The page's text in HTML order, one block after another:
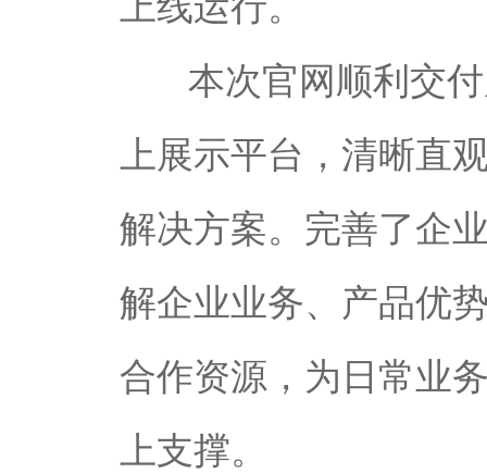
本次官网顺利交
上展示平台，清晰直
解决方案。完善了企
解企业业务、产品优
合作资源，为日常业
上支撑。